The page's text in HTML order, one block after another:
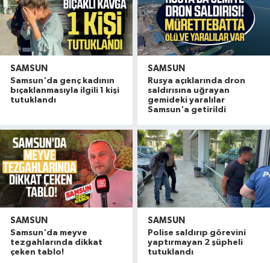
SAMSUN
Samsun'da genç kadının
bıçaklanmasıyla ilgili 1 kişi
tutuklandı
SAMSUN
Rusya açıklarında dron
saldırısına uğrayan
gemideki yaralılar
Samsun'a getirildi
SAMSUN
Samsun'da meyve
tezgahlarında dikkat
çeken tablo!
SAMSUN
Polise saldırıp görevini
yaptırmayan 2 şüpheli
tutuklandı